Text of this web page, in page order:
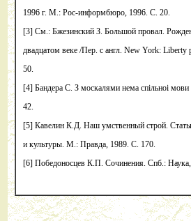
1996 г. М.: Рос-информбюро, 1996. С. 20.
[3] См.: Бжезинский З. Большой провал.
двадцатом веке /Пер. с англ. New York:
50.
[4] Бандера С. З москалями нема спiльноi
42.
[5] Кавелин К.Д. Наш умственный строй.
и культуры. М.: Правда, 1989. С. 170.
[6] Победоносцев К.П. Сочинения. Спб.: